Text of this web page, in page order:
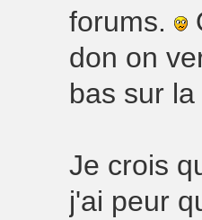
forums.
don on
bas sur
Je crois
j'ai peur